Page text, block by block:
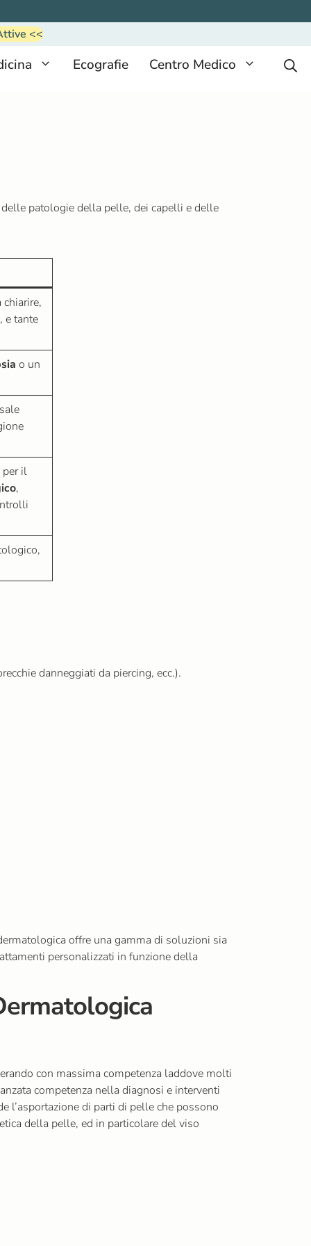
<<
Ecografie Centro Medico
patologie della pelle, dei capelli e delle
e tante
o un
per il
,
danneggiati da piercing, ecc.).
offre una gamma di soluzioni sia
personalizzati in funzione della
con massima competenza laddove molti
competenza nella diagnosi e interventi
l’asportazione di parti di pelle che possono
della pelle, ed in particolare del viso